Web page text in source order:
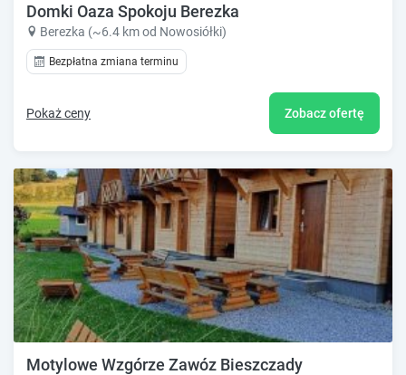
Domki Oaza Spokoju Berezka
Berezka (~6.4 km od Nowosiółki)
Bezpłatna zmiana terminu
Pokaż ceny Zobacz ofertę
Motylowe Wzgórze Zawóz Bieszczady